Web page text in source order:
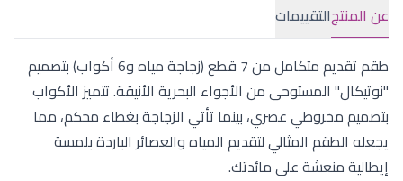
عن المنتجالتقييمات
طقم تقديم متكامل من 7 قطع (زجاجة مياه و6 أكواب) بتصميم
"نوتيكال" المستوحى من الأجواء البحرية الأنيقة. تتميز الأكواب
بتصميم مخروطي عصري، بينما تأتي الزجاجة بغطاء محكم، مما
يجعله الطقم المثالي لتقديم المياه والعصائر الباردة بلمسة
إيطالية منعشة على مائدتك.